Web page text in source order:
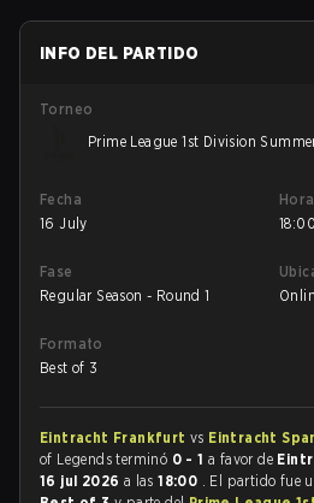
INFO DEL PARTIDO
Torneo
Prime League 1st Division
Fecha
16 July
18:00
Fase
Regular Season - Round 1
Formato
Best of 3
Eintracht Frankfurt vs Eintracht
of Legends terminó 0 - 1 a favor de
16 jul 2026 a las18:00 . El partido fue